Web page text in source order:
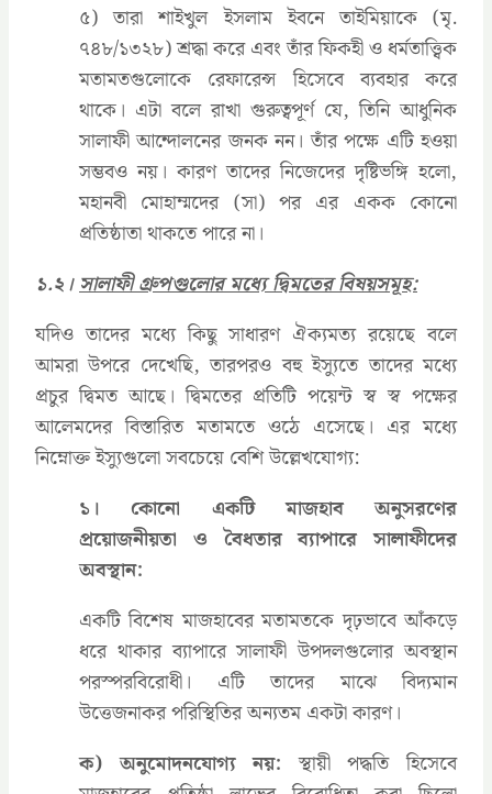
৫) তারা শাইখুল ইসলাম ইবনে তাইমিয়াকে (মৃ.
৭৪৮/১৩২৮) শ্রদ্ধা করে এবং তাঁর ফিকহী ও ধর্মতাত্ত্বিক
মতামতগুলোকে রেফারেন্স হিসেবে ব্যবহার করে
থাকে। এটা বলে রাখা গুরুত্বপূর্ণ যে, তিনি আধুনিক
সালাফী আন্দোলনের জনক নন। তাঁর পক্ষে এটি হওয়া
সম্ভবও নয়। কারণ তাদের নিজেদের দৃষ্টিভঙ্গি হলো,
মহানবী মোহাম্মদের (সা) পর এর একক কোনো
প্রতিষ্ঠাতা থাকতে পারে না।
১.২।সালাফী গ্রুপগুলোর মধ্যে দ্বিমতের বিষয়সমূহ:
যদিও তাদের মধ্যে কিছু সাধারণ ঐক্যমত্য রয়েছে বলে
আমরা উপরে দেখেছি, তারপরও বহু ইস্যুতে তাদের মধ্যে
প্রচুর দ্বিমত আছে। দ্বিমতের প্রতিটি পয়েন্ট স্ব স্ব পক্ষের
আলেমদের বিস্তারিত মতামতে ওঠে এসেছে। এর মধ্যে
নিম্নোক্ত ইস্যুগুলো সবচেয়ে বেশি উল্লেখযোগ্য:
১। কোনো একটি মাজহাব অনুসরণের
প্রয়োজনীয়তা ও বৈধতার ব্যাপারে সালাফীদের
অবস্থান:
একটি বিশেষ মাজহাবের মতামতকে দৃঢ়ভাবে আঁকড়ে
ধরে থাকার ব্যাপারে সালাফী উপদলগুলোর অবস্থান
পরস্পরবিরোধী। এটি তাদের মাঝে বিদ্যমান
উত্তেজনাকর পরিস্থিতির অন্যতম একটা কারণ।
ক) অনুমোদনযোগ্য নয়: স্থায়ী পদ্ধতি হিসেবে